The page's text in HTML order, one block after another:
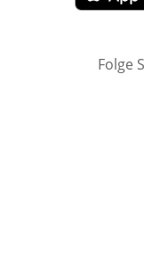
Öffnet in
Folge